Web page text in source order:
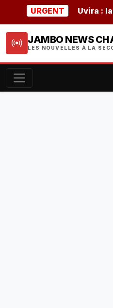
URGENT Uvira : la
JAMBO NEWS
LES NOUVELLES À LA